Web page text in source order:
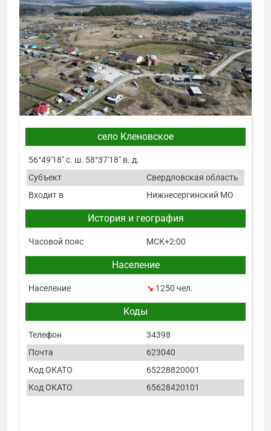
село Кленовское
56°49′18″ с. ш. 58°37′18″ в. д.
Субъект
Свердловская область
Входит в
Нижнесергинский МО
История и география
Часовой пояс МСК+2:00
Население
Население ↘ 1250 чел.
Коды
Телефон
34398
Почта
623040
Код ОКАТО
65228820001
Код ОКАТО
65628420101